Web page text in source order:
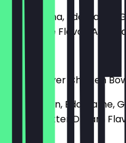
mit Ahi Tuna, Edamame,
Crazy Lime Flavor,
€ 16,40
Peanut Lover Chicken
mit Chicken, Edamame,
Peanut Butter Dream
Erdnüssen